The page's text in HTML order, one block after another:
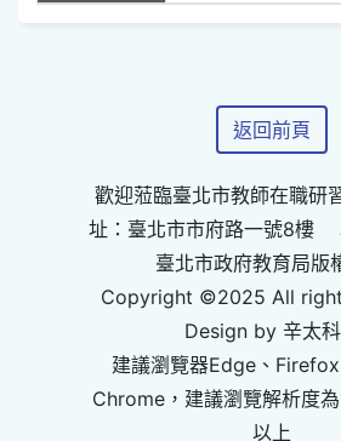
返回前頁
歡迎蒞臨臺北市教師在職
址：臺北市市府路一號8樓
臺北市政府教育局版
Copyright ©2025 All
Design by 辛太
建議瀏覽器Edge、
Chrome，建議瀏覽解析度
以上